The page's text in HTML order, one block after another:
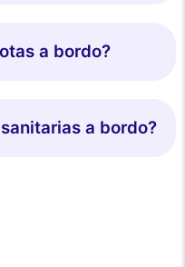
a bordo?
a bordo?